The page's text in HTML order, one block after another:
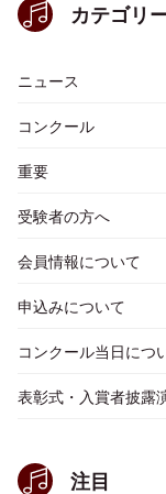
カテゴリ
ニュース
コンクール
重要
受験者の方へ
会員情報について
申込みについて
コンクール当日につ
表彰式・入賞者披露
注目